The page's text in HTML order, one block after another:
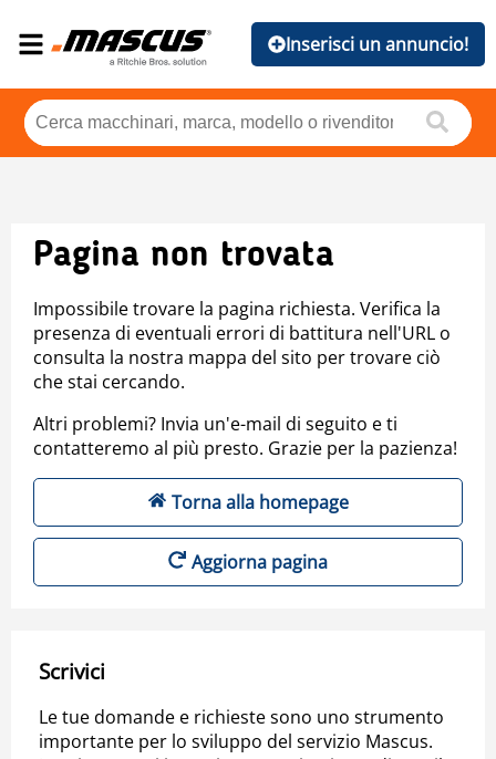
Inserisci un annuncio!
Pagina non trovata
Impossibile trovare la pagina richiesta. Verifica la
presenza di eventuali errori di battitura nell'URL o
consulta la nostra mappa del sito per trovare ciò
che stai cercando.
Altri problemi? Invia un'e-mail di seguito e ti
contatteremo al più presto. Grazie per la pazienza!
Torna alla homepage
Aggiorna pagina
Scrivici
Le tue domande e richieste sono uno strumento
importante per lo sviluppo del servizio Mascus.